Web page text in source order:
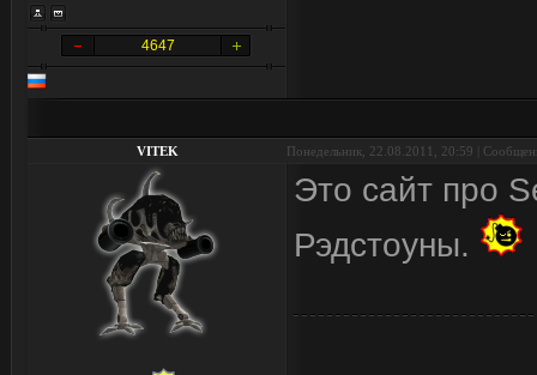
4647
VITEK Понедельник, 22.08.2011, 20:59 |
Это сайт про
Рэдстоуны.